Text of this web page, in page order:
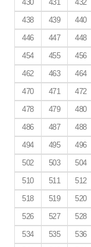
430
431 432
438
439 440
446
447 448
454
455 456
462
463 464
470
471 472
478
479 480
486
487 488
494
495 496
502
503 504
510
511 512
518
519 520
526
527 528
534
535 536